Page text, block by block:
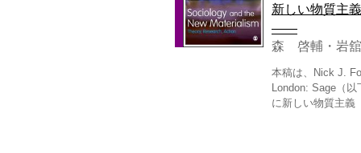
新しい物質主
――
森 啓輔・岩
本稿は、Nick J.
London: Sage（
に新しい物質主